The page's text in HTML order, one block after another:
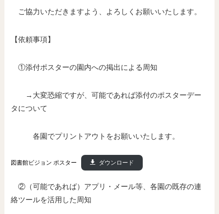
ご協力いただきますよう、よろしくお願いいたします。
【依頼事項】
①添付ポスターの園内への掲出による周知
→大変恐縮ですが、可能であれば添付のポスターデー
タについて
各園でプリントアウトをお願いいたします。
図書館ビジョン ポスター ダウンロード
②（可能であれば）アプリ・メール等、各園の既存の連
絡ツールを活用した周知